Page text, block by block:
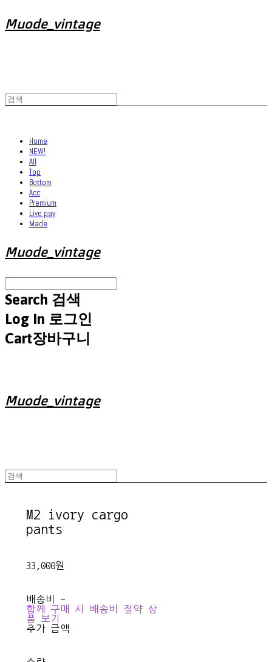
Muode_vintage
Home
NEW!
All
Top
Bottom
Acc
Premium
Live pay
Made
Muode_vintage
Search 검색
Log In 로그인
Cart장바구니
Muode_vintage
M2 ivory cargo
pants
33,000원
배송비 -
함께 구매 시 배송비 절약 상
품 보기
추가 금액